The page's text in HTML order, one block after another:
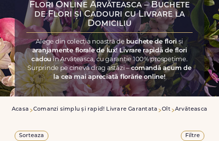
Flori Online Arvăteasca – Buchete
de Flori și Cadouri cu Livrare la
Domiciliu
Alege din colecția noastră de buchete de floriși
aranjamente florale de lux! Livrare rapidă de flori
cadou în Arvăteasca, cu garanție 100% prospețime.
Surprinde pe cineva drag astăzi –comandă acum de
la cea mai apreciată florărie online!
Acasa Comanzi simplu și rapid! Livrare Garantata Olt Arvăteasca
Sorteaza Filtre